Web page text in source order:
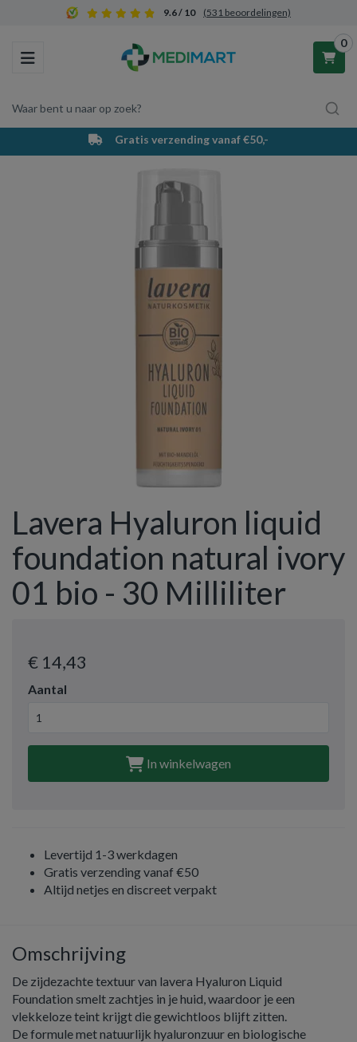
9.6 / 10 (531 beoordelingen)
Toggle navigation
Waar bent u naar op zoek?
0
Winkelwagen
Vul hem met producten.
Gratis verzending vanaf €50,-
Lavera Hyaluron liquid
foundation natural ivory
01 bio - 30 Milliliter
€ 14,43
Aantal
In winkelwagen
Levertijd 1-3 werkdagen
Gratis verzending vanaf €50
Altijd netjes en discreet verpakt
Omschrijving
De zijdezachte textuur van lavera Hyaluron Liquid
Foundation smelt zachtjes in je huid, waardoor je een
vlekkeloze teint krijgt die gewichtloos blijft zitten.
De formule met natuurlijk hyaluronzuur en biologische